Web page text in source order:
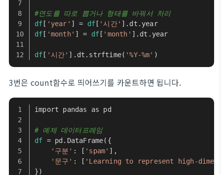
#연도를 따로 뽑거나 형태를 바꿔서 처리
df [ 'year' ] = df [ '시간' ].dt.year
df [ 'month' ] = df [ 'month' ].dt.year
df [ '시간' ].dt.strftime( '%Y-%m' )
3번은 count함수로 띄어쓰기를 카운트하면 됩니다.
import pandas as pd
# 예제 데이터프레임
df = pd.DataFrame({
'구분' : [ 'spam' ],
'문구' : [ 'Learning to represent high-
})